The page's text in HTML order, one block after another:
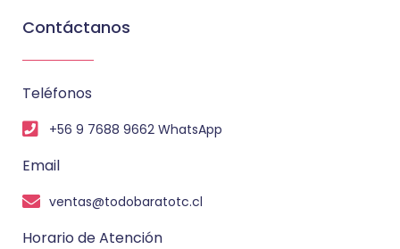
Contáctanos
Teléfonos
+56 9 7688 9662 WhatsApp
Email
ventas@todobaratotc.cl
Horario de Atención